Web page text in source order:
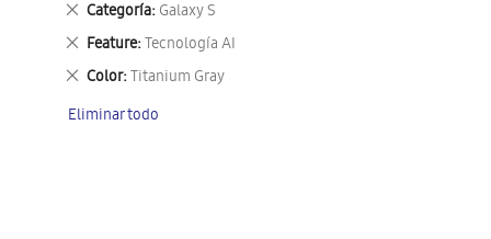
Categoría Galaxy S
Eliminar
este
artículo
Feature Tecnología AI
Eliminar
este
artículo
Color Titanium Gray
Eliminar
artículo
Eliminar todo